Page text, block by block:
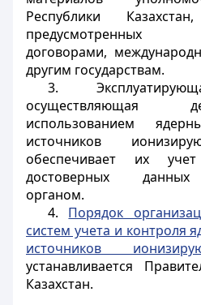
Республики
предусмотренных
договорами,
другим государствам.
3.
осуществляющая
использованием
источников
обеспечивает их
достоверных
органом.
4. Порядок
систем учета и контроля
источников
устанавливается
Казахстан.